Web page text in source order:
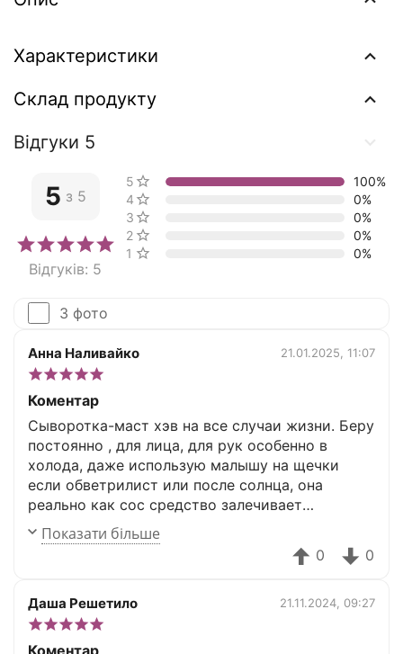
Характеристики
Склад продукту
Відгуки 5
5 з 5
Відгуків: 5
5 зірок
100%
4 зірки
0%
3 зірки
0%
2 зірки
0%
1 зірка
0%
З фото
Анна Наливайко 21.01.2025, 11:07
Коментар
Сыворотка-маст хэв на все случаи жизни. Беру
постоянно , для лица, для рук особенно в
холода, даже использую малышу на щечки
если обветрилист или после солнца, она
реально как сос средство залечивает
раздражения,ожоги,царапины и тд
Показати більше
0 0
Даша Решетило 21.11.2024, 09:27